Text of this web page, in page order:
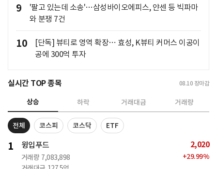
9
'팔고 있는데 소송'…삼성바이오에피스, 얀센 등 빅파마
와 분쟁 7건
10
[단독] 뷰티로 영역 확장… 효성, K뷰티 커머스 이공이
공에 300억 투자
실시간 TOP 종목 08.10 장마감
상승 하락 거래대금 거래량
전체 코스피 코스닥 ETF
1 윙입푸드
거래량 7,083,898
2,020
+29.99%